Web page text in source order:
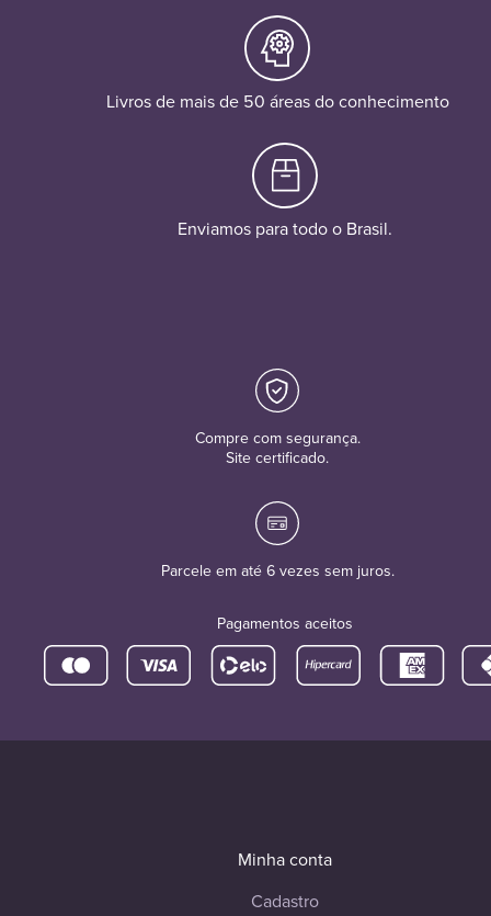
Livros de mais de 50 áreas do conhecimento
Enviamos para todo o Brasil.
Compre com segurança.
Site certificado.
Parcele em até 6 vezes sem juros.
Pagamentos aceitos
Minha conta
Cadastro